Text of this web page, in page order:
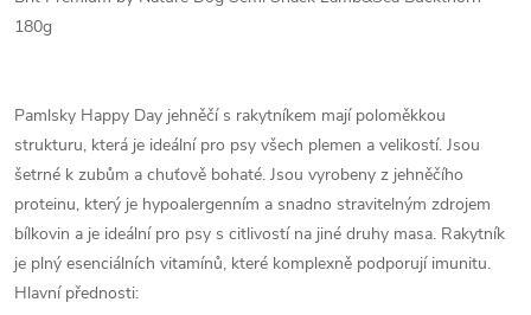
180g
Pamlsky Happy Day jehněčí s rakytníkem mají poloměkkou
strukturu, která je ideální pro psy všech plemen a velikostí. Jsou
šetrné k zubům a chuťově bohaté. Jsou vyrobeny z jehněčího
proteinu, který je hypoalergenním a snadno stravitelným zdrojem
bílkovin a je ideální pro psy s citlivostí na jiné druhy masa. Rakytník
je plný esenciálních vitamínů, které komplexně podporují imunitu.
Hlavní přednosti: